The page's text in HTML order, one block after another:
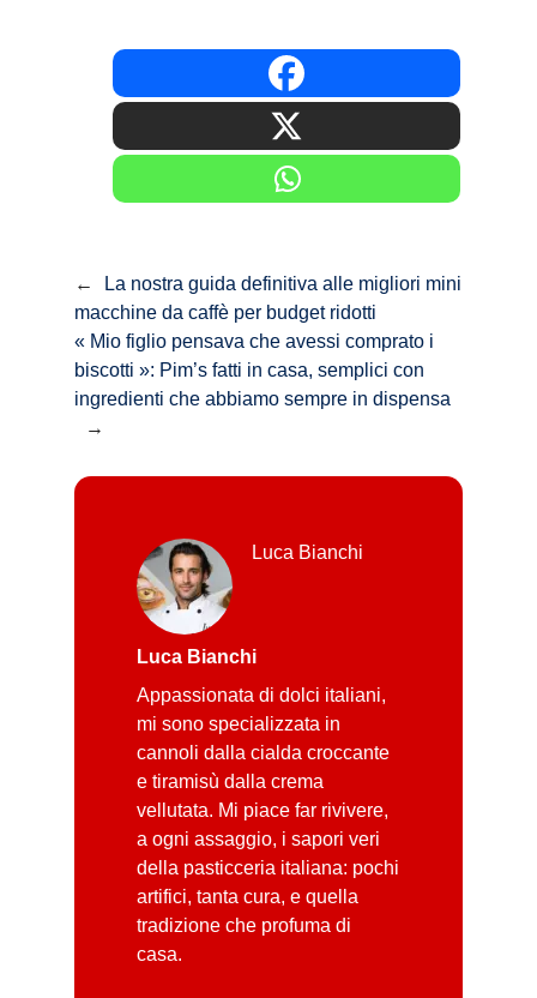
←
La nostra guida definitiva alle migliori mini
macchine da caffè per budget ridotti
« Mio figlio pensava che avessi comprato i
biscotti »: Pim’s fatti in casa, semplici con
ingredienti che abbiamo sempre in dispensa
→
Luca Bianchi
Luca Bianchi
Appassionata di dolci italiani,
mi sono specializzata in
cannoli dalla cialda croccante
e tiramisù dalla crema
vellutata. Mi piace far rivivere,
a ogni assaggio, i sapori veri
della pasticceria italiana: pochi
artifici, tanta cura, e quella
tradizione che profuma di
casa.